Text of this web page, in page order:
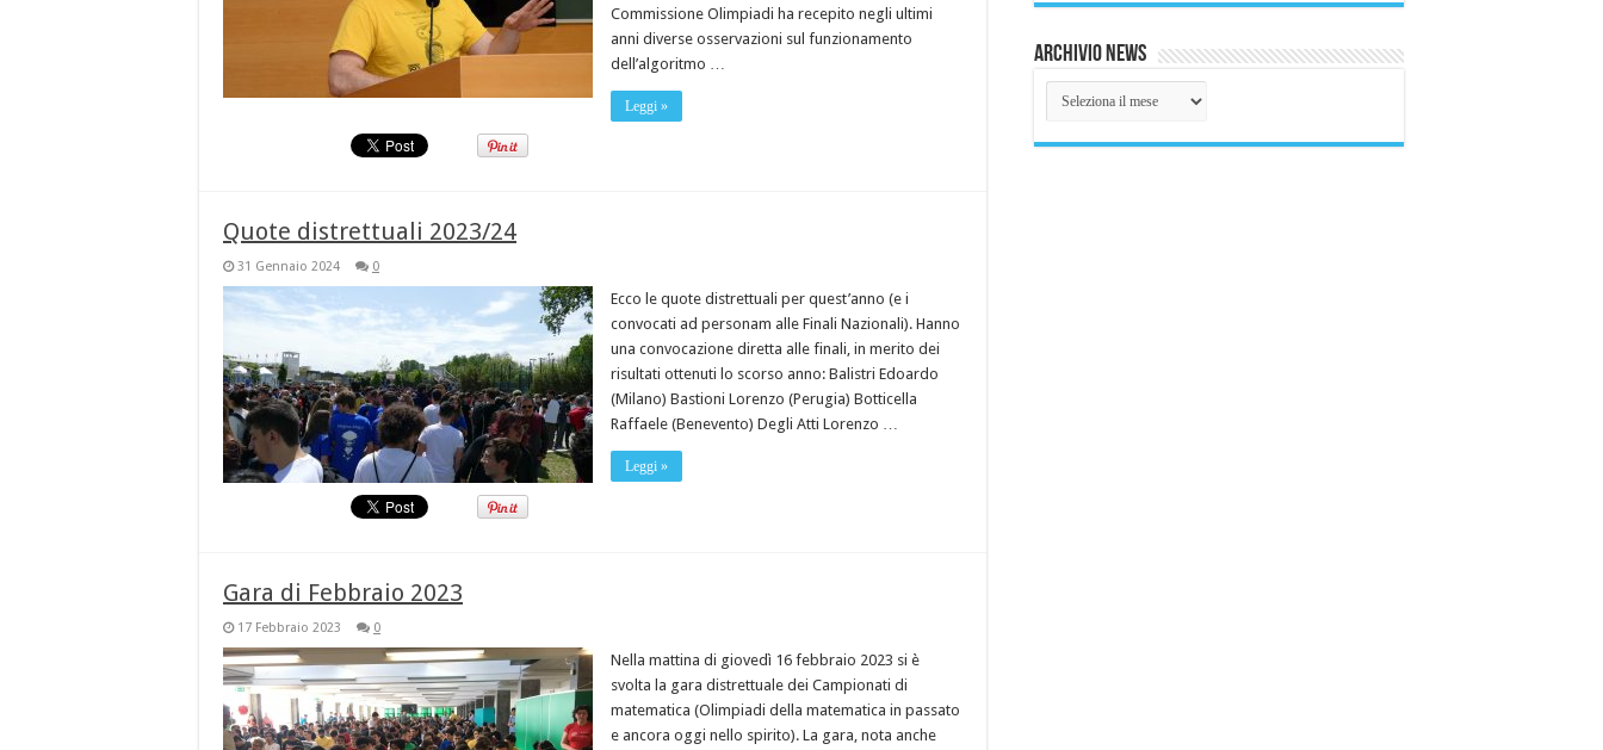
Commissione Olimpiadi ha recepito negli ultimi
anni diverse osservazioni sul funzionamento
dell’algoritmo …
Leggi »
Quote distrettuali 2023/24
31 Gennaio 2024 0
Ecco le quote distrettuali per quest’anno (e i
convocati ad personam alle Finali Nazionali). Hanno
una convocazione diretta alle finali, in merito dei
risultati ottenuti lo scorso anno: Balistri Edoardo
(Milano) Bastioni Lorenzo (Perugia) Botticella
Raffaele (Benevento) Degli Atti Lorenzo …
Leggi »
Gara di Febbraio 2023
17 Febbraio 2023 0
Nella mattina di giovedì 16 febbraio 2023 si è
svolta la gara distrettuale dei Campionati di
matematica (Olimpiadi della matematica in passato
e ancora oggi nello spirito). La gara, nota anche
Archivio News
Archivio
News